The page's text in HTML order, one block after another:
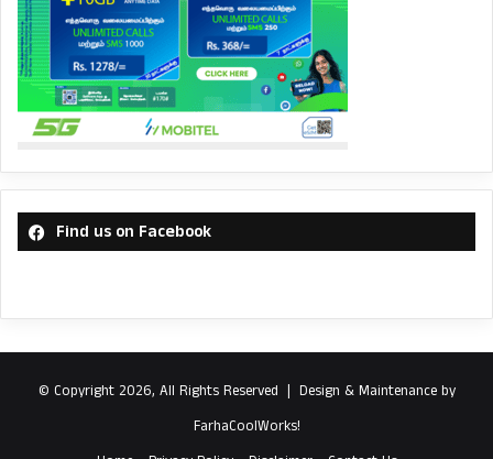
Find us on Facebook
© Copyright 2026, All Rights Reserved | Design & Maintenance by
FarhaCoolWorks!